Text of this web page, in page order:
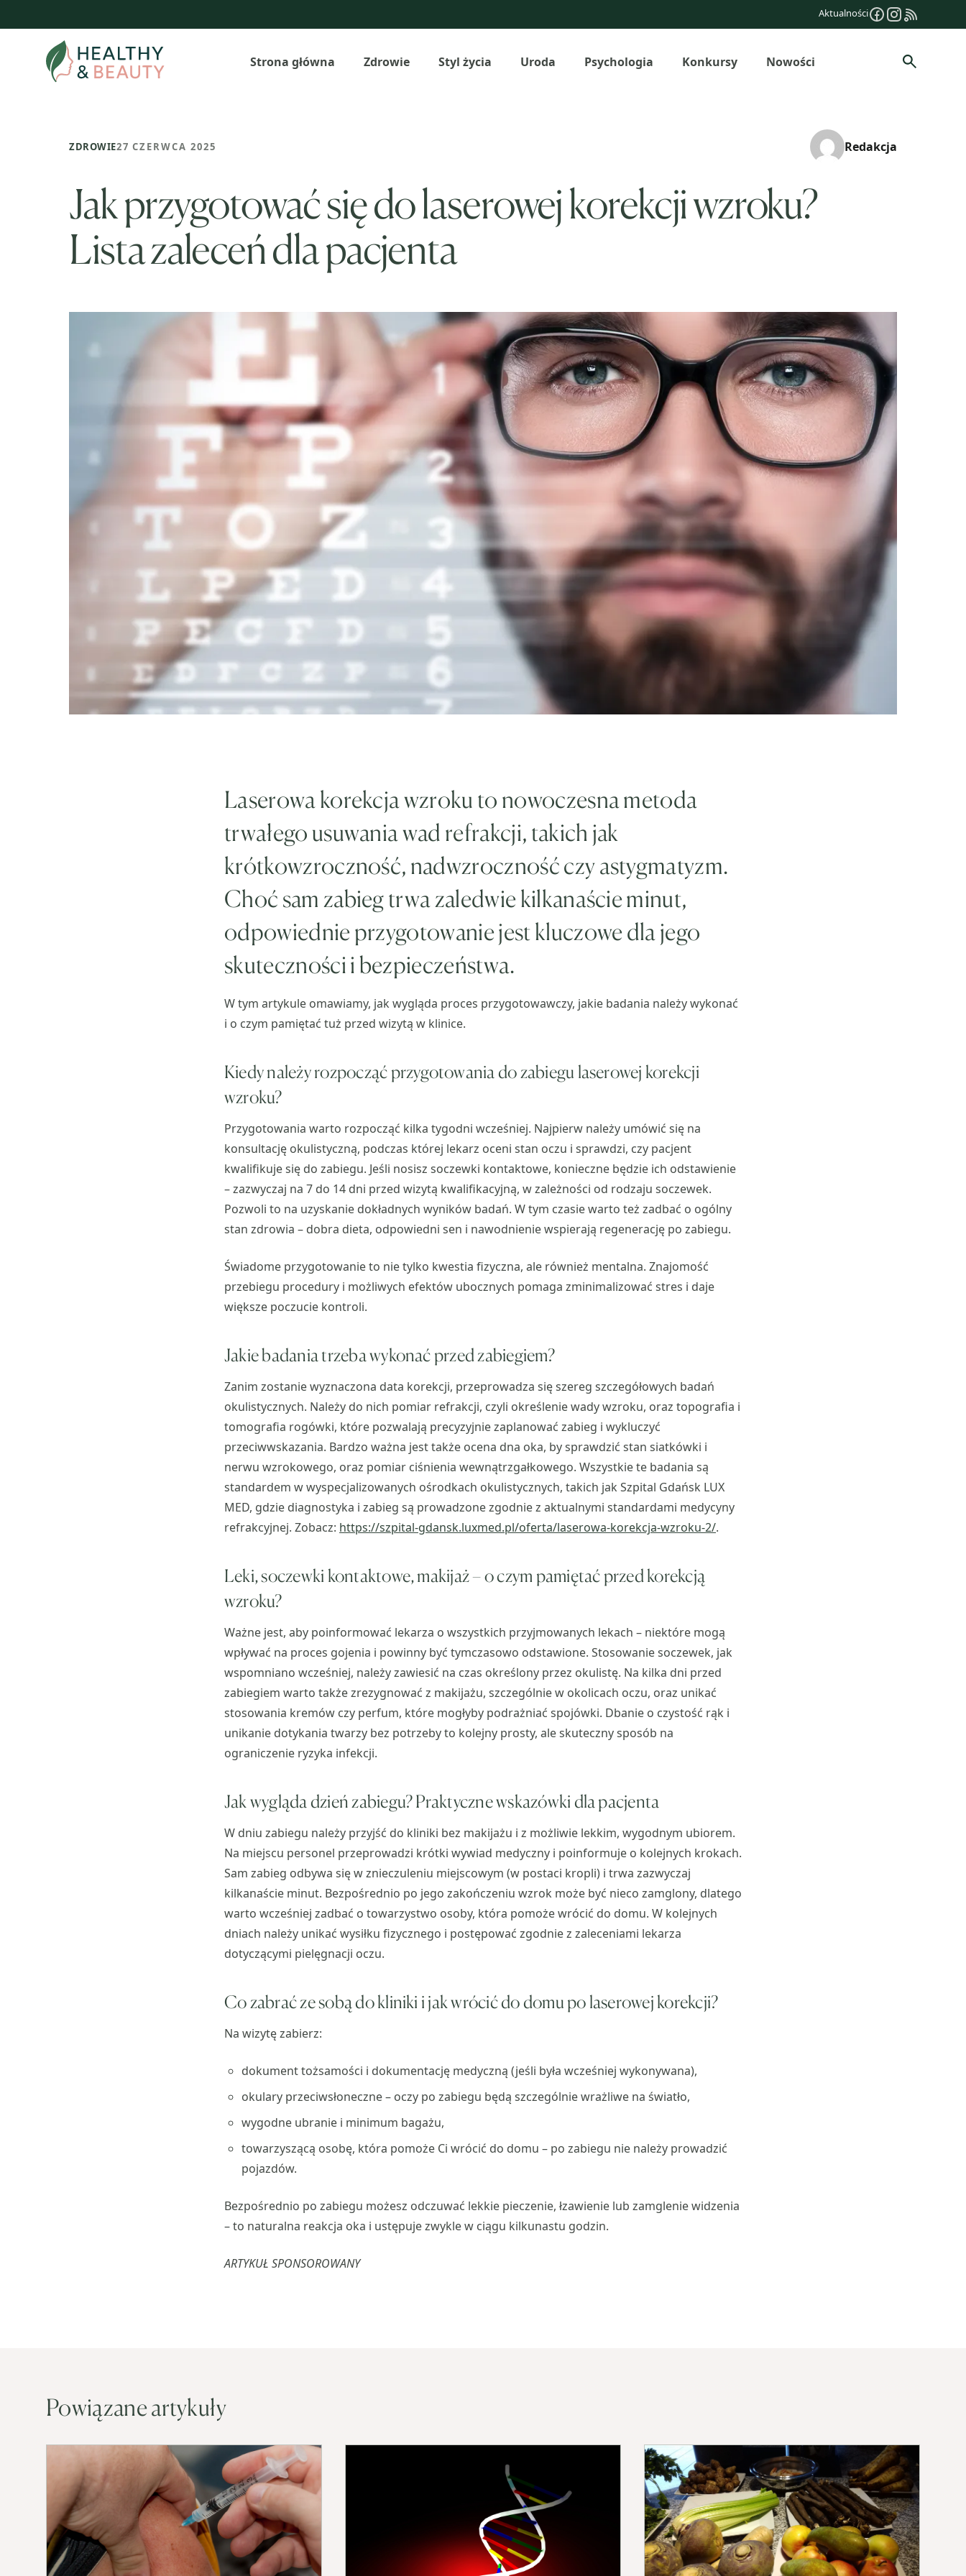
do
Aktualności
Strona główna Zdrowie Styl życia Uroda Psychologia Konkursy Nowości Szukaj
ZDROWIE27 CZERWCA 2025 Redakcja
Jak przygotować się do laserowej korekcji wzroku?
Lista zaleceń dla pacjenta
Laserowa korekcja wzroku to nowoczesna metoda
trwałego usuwania wad refrakcji, takich jak
krótkowzroczność, nadwzroczność czy astygmatyzm.
Choć sam zabieg trwa zaledwie kilkanaście minut,
odpowiednie przygotowanie jest kluczowe dla jego
skuteczności i bezpieczeństwa.
W tym artykule omawiamy, jak wygląda proces przygotowawczy, jakie badania należy wykonać
i o czym pamiętać tuż przed wizytą w klinice.
Kiedy należy rozpocząć przygotowania do zabiegu laserowej korekcji
wzroku?
Przygotowania warto rozpocząć kilka tygodni wcześniej. Najpierw należy umówić się na
konsultację okulistyczną, podczas której lekarz oceni stan oczu i sprawdzi, czy pacjent
kwalifikuje się do zabiegu. Jeśli nosisz soczewki kontaktowe, konieczne będzie ich odstawienie
– zazwyczaj na 7 do 14 dni przed wizytą kwalifikacyjną, w zależności od rodzaju soczewek.
Pozwoli to na uzyskanie dokładnych wyników badań. W tym czasie warto też zadbać o ogólny
stan zdrowia – dobra dieta, odpowiedni sen i nawodnienie wspierają regenerację po zabiegu.
Świadome przygotowanie to nie tylko kwestia fizyczna, ale również mentalna. Znajomość
przebiegu procedury i możliwych efektów ubocznych pomaga zminimalizować stres i daje
większe poczucie kontroli.
Jakie badania trzeba wykonać przed zabiegiem?
Zanim zostanie wyznaczona data korekcji, przeprowadza się szereg szczegółowych badań
okulistycznych. Należy do nich pomiar refrakcji, czyli określenie wady wzroku, oraz topografia i
tomografia rogówki, które pozwalają precyzyjnie zaplanować zabieg i wykluczyć
przeciwwskazania. Bardzo ważna jest także ocena dna oka, by sprawdzić stan siatkówki i
nerwu wzrokowego, oraz pomiar ciśnienia wewnątrzgałkowego. Wszystkie te badania są
standardem w wyspecjalizowanych ośrodkach okulistycznych, takich jak Szpital Gdańsk LUX
MED, gdzie diagnostyka i zabieg są prowadzone zgodnie z aktualnymi standardami medycyny
refrakcyjnej. Zobacz: https://szpital-gdansk.luxmed.pl/oferta/laserowa-korekcja-wzroku-2/.
Leki, soczewki kontaktowe, makijaż – o czym pamiętać przed korekcją
wzroku?
Ważne jest, aby poinformować lekarza o wszystkich przyjmowanych lekach – niektóre mogą
wpływać na proces gojenia i powinny być tymczasowo odstawione. Stosowanie soczewek, jak
wspomniano wcześniej, należy zawiesić na czas określony przez okulistę. Na kilka dni przed
zabiegiem warto także zrezygnować z makijażu, szczególnie w okolicach oczu, oraz unikać
stosowania kremów czy perfum, które mogłyby podrażniać spojówki. Dbanie o czystość rąk i
unikanie dotykania twarzy bez potrzeby to kolejny prosty, ale skuteczny sposób na
ograniczenie ryzyka infekcji.
Jak wygląda dzień zabiegu? Praktyczne wskazówki dla pacjenta
W dniu zabiegu należy przyjść do kliniki bez makijażu i z możliwie lekkim, wygodnym ubiorem.
Na miejscu personel przeprowadzi krótki wywiad medyczny i poinformuje o kolejnych krokach.
Sam zabieg odbywa się w znieczuleniu miejscowym (w postaci kropli) i trwa zazwyczaj
kilkanaście minut. Bezpośrednio po jego zakończeniu wzrok może być nieco zamglony, dlatego
warto wcześniej zadbać o towarzystwo osoby, która pomoże wrócić do domu. W kolejnych
dniach należy unikać wysiłku fizycznego i postępować zgodnie z zaleceniami lekarza
dotyczącymi pielęgnacji oczu.
Co zabrać ze sobą do kliniki i jak wrócić do domu po laserowej korekcji?
Na wizytę zabierz:
dokument tożsamości i dokumentację medyczną (jeśli była wcześniej wykonywana),
okulary przeciwsłoneczne – oczy po zabiegu będą szczególnie wrażliwe na światło,
wygodne ubranie i minimum bagażu,
towarzyszącą osobę, która pomoże Ci wrócić do domu – po zabiegu nie należy prowadzić
pojazdów.
Bezpośrednio po zabiegu możesz odczuwać lekkie pieczenie, łzawienie lub zamglenie widzenia
– to naturalna reakcja oka i ustępuje zwykle w ciągu kilkunastu godzin.
ARTYKUŁ SPONSOROWANY
Powiązane artykuły